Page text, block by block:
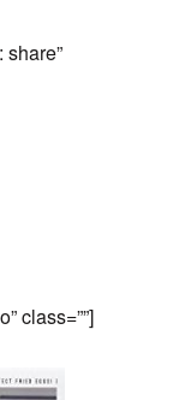
share”
class=””]